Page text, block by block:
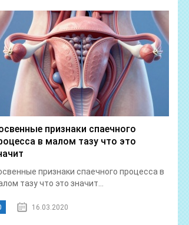
признаки спаечного
в малом тазу что это
признаки спаечного процесса в
тазу что это значит...
16.03.2020